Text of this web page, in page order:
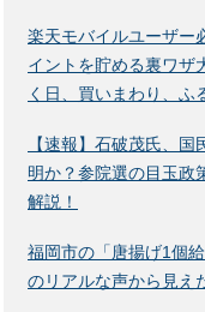
楽天モバイルユーザー
イントを貯める裏ワザ
く日、買いまわり、ふ
【速報】石破茂氏、
明か？参院選の目玉政
解説！
福岡市の「唐揚げ1個
のリアルな声から見え